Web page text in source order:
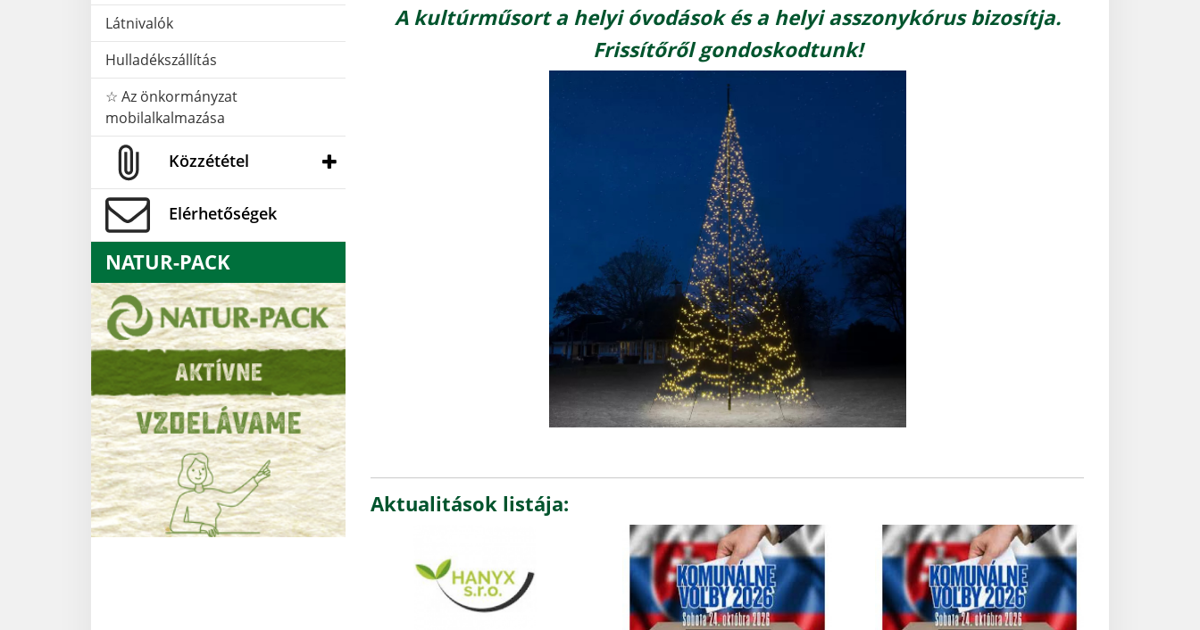
Látnivalók
Hulladékszállítás
☆ Az önkormányzat
mobilalkalmazása
Közzététel
Elérhetőségek
NATUR-PACK
A kultúrműsort a helyi óvodások és a helyi asszonykórus bizosítja.
Frissítőről gondoskodtunk!
Aktualitások listája: